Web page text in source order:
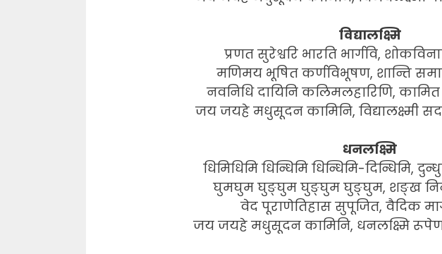
विद्यालक्ष्मि
प्रणत सुरेश्वरि भारति भार्गवि,
मणिमय भूषित कर्णविभूषण, शान्ति
नवनिधि दायिनि कलिमलहारिणि,
जय जयहे मधुसूदन कामिनि, विद्यालक्ष्मी
धनलक्ष्मि
धिमिधिमि धिन्धिमि धिन्धिमि-दिन्धिमि,
घुमघुम घुङ्घुम घुङ्घुम घुङ्घुम, शङ्ख
वेद पूराणेतिहास सुपूजित, वैदिक
जय जयहे मधुसूदन कामिनि, धनलक्ष्मि